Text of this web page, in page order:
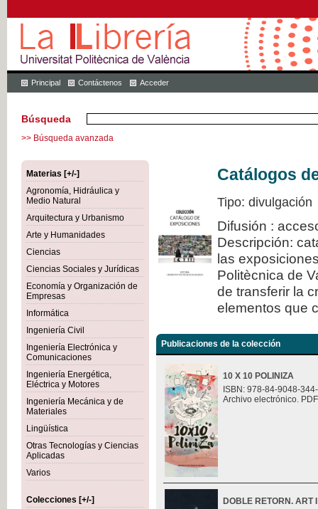
Principal Contáctenos Acceder
Búsqueda
>> Búsqueda avanzada
Materias [+/-]
Agronomía, Hidráulica y
Medio Natural
Arquitectura y Urbanismo
Arte y Humanidades
Ciencias
Ciencias Sociales y Jurídicas
Economía y Organización de
Empresas
Informática
Ingeniería Civil
Ingeniería Electrónica y
Comunicaciones
Ingeniería Energética,
Eléctrica y Motores
Ingeniería Mecánica y de
Materiales
Lingüística
Otras Tecnologías y Ciencias
Aplicadas
Varios
Colecciones [+/-]
Catálogos
Tipo: divulgación
Difusión :
Descripción:
las
Politècnica de
de transferir la
elementos que
Publicaciones de la colección
10 X 10 POLINIZA
ISBN: 978-84-9048-
Archivo electrónico.
DOBLE RETORN. ART